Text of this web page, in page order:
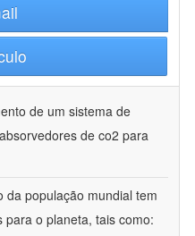
de um sistema de
de co2 para
da população mundial tem
o planeta, tais como: